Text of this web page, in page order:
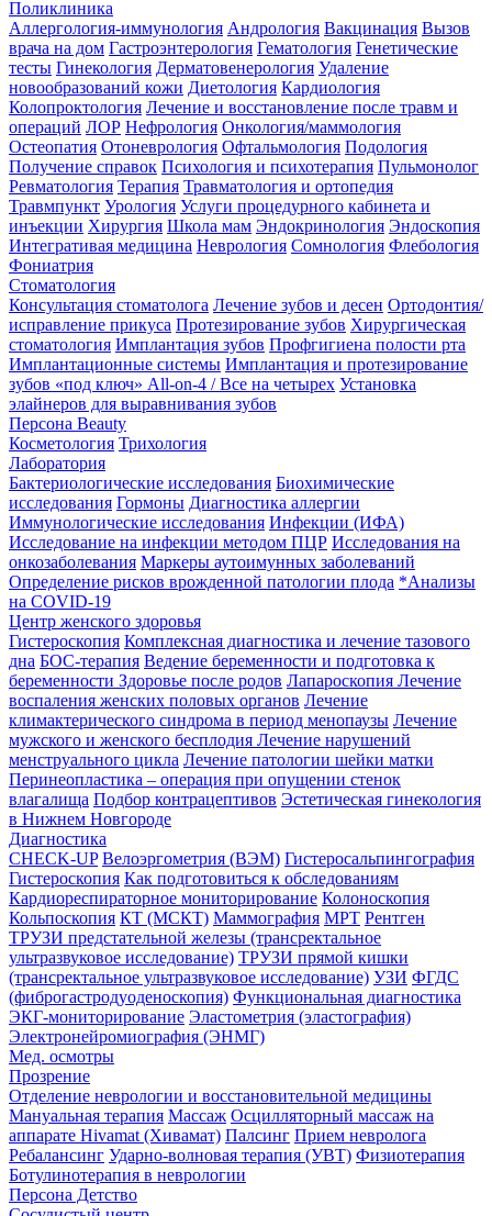
Поликлиника
Аллергология-иммунология Андрология Вакцинация Вызов
врача на дом Гастроэнтерология Гематология Генетические
тесты Гинекология Дерматовенерология Удаление
новообразований кожи Диетология Кардиология
Колопроктология Лечение и восстановление после травм и
операций ЛОР Нефрология Онкология/маммология
Остеопатия Отоневрология Офтальмология Подология
Получение справок Психология и психотерапия Пульмонолог
Ревматология Терапия Травматология и ортопедия
Травмпункт Урология Услуги процедурного кабинета и
инъекции Хирургия Школа мам Эндокринология Эндоскопия
Интегративая медицина Неврология Сомнология Флебология
Фониатрия
Стоматология
Консультация стоматолога Лечение зубов и десен Ортодонтия/
исправление прикуса Протезирование зубов Хирургическая
стоматология Имплантация зубов Профгигиена полости рта
Имплантационные системы Имплантация и протезирование
зубов «под ключ» All-on-4 / Все на четырех Установка
элайнеров для выравнивания зубов
Персона Beauty
Косметология Трихология
Лаборатория
Бактериологические исследования Биохимические
исследования Гормоны Диагностика аллергии
Иммунологические исследования Инфекции (ИФА)
Исследование на инфекции методом ПЦР Исследования на
онкозаболевания Маркеры аутоимунных заболеваний
Определение рисков врожденной патологии плода *Анализы
на COVID-19
Центр женского здоровья
Гистероскопия Комплексная диагностика и лечение тазового
дна БОС-терапия Ведение беременности и подготовка к
беременности Здоровье после родов Лапароскопия Лечение
воспаления женских половых органов Лечение
климактерического синдрома в период менопаузы Лечение
мужского и женского бесплодия Лечение нарушений
менструального цикла Лечение патологии шейки матки
Перинеопластика – операция при опущении стенок
влагалища Подбор контрацептивов Эстетическая гинекология
в Нижнем Новгороде
Диагностика
CHECK-UP Велоэргометрия (ВЭМ) Гистеросальпингография
Гистероскопия Как подготовиться к обследованиям
Кардиореспираторное мониторирование Колоноскопия
Кольпоскопия КТ (МСКТ) Маммография МРТ Рентген
ТРУЗИ предстательной железы (трансректальное
ультразвуковое исследование) ТРУЗИ прямой кишки
(трансректальное ультразвуковое исследование) УЗИ ФГДС
(фиброгастродуоденоскопия) Функциональная диагностика
ЭКГ-мониторирование Эластометрия (эластография)
Электронейромиография (ЭНМГ)
Мед. осмотры
Прозрение
Отделение неврологии и восстановительной медицины
Мануальная терапия Массаж Осцилляторный массаж на
аппарате Hivamat (Хивамат) Палсинг Прием невролога
Ребалансинг Ударно-волновая терапия (УВТ) Физиотерапия
Ботулинотерапия в неврологии
Персона Детство